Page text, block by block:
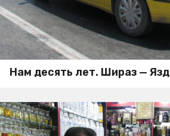
Нам десять лет. Шираз — Язд